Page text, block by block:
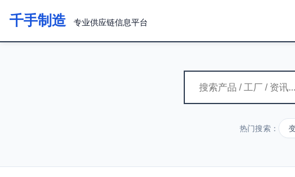
千手制造 专业供应链信息平台
热门搜索：